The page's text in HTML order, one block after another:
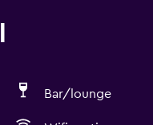
Bar/lounge